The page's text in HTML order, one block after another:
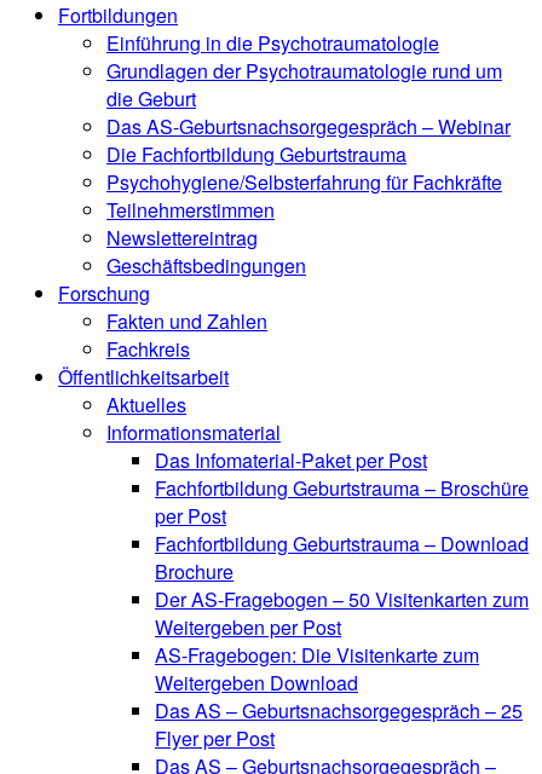
Fortbildungen
Einführung in die Psychotraumatologie
Grundlagen der Psychotraumatologie rund um
die Geburt
Das AS-Geburtsnachsorgegespräch – Webinar
Die Fachfortbildung Geburtstrauma
Psychohygiene/Selbsterfahrung für Fachkräfte
Teilnehmerstimmen
Newslettereintrag
Geschäftsbedingungen
Forschung
Fakten und Zahlen
Fachkreis
Öffentlichkeitsarbeit
Aktuelles
Informationsmaterial
Das Infomaterial-Paket per Post
Fachfortbildung Geburtstrauma – Broschüre
per Post
Fachfortbildung Geburtstrauma – Download
Brochure
Der AS-Fragebogen – 50 Visitenkarten zum
Weitergeben per Post
AS-Fragebogen: Die Visitenkarte zum
Weitergeben Download
Das AS – Geburtsnachsorgegespräch – 25
Flyer per Post
Das AS – Geburtsnachsorgegespräch –